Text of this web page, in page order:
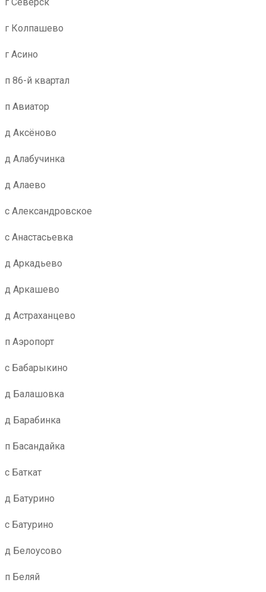
г Колпашево
г Асино
п 86-й квартал
п Авиатор
д Аксёново
д Алабучинка
д Алаево
с Александровское
с Анастасьевка
д Аркадьево
д Аркашево
д Астраханцево
п Аэропорт
с Бабарыкино
д Балашовка
д Барабинка
п Басандайка
с Баткат
д Батурино
с Батурино
д Белоусово
п Беляй